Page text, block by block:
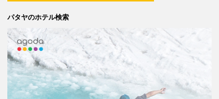
パタヤのホテル検索